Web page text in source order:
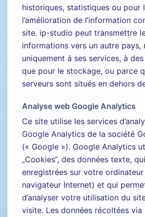
historiques, statistiques ou pour
l’amélioration de l’information
site. ip-studio peut transmettre
informations vers un autre pays,
uniquement à ses services, à
que pour le stockage, ou parce
serveurs sont situés en dehors
Analyse web Google Analytics
Ce site utilise les services
Google Analytics de la société
(« Google »). Google Analytics
„Cookies“, des données texte,
enregistrées sur votre
navigateur Internet) et qui
d’analyser votre utilisation du
visite. Les données récoltées via